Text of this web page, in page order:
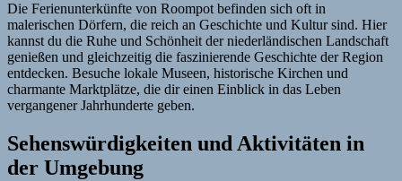
Die Ferienunterkünfte von Roompot befinden sich oft in
malerischen Dörfern, die reich an Geschichte und Kultur sind. Hier
kannst du die Ruhe und Schönheit der niederländischen Landschaft
genießen und gleichzeitig die faszinierende Geschichte der Region
entdecken. Besuche lokale Museen, historische Kirchen und
charmante Marktplätze, die dir einen Einblick in das Leben
vergangener Jahrhunderte geben.
Sehenswürdigkeiten und Aktivitäten in
der Umgebung